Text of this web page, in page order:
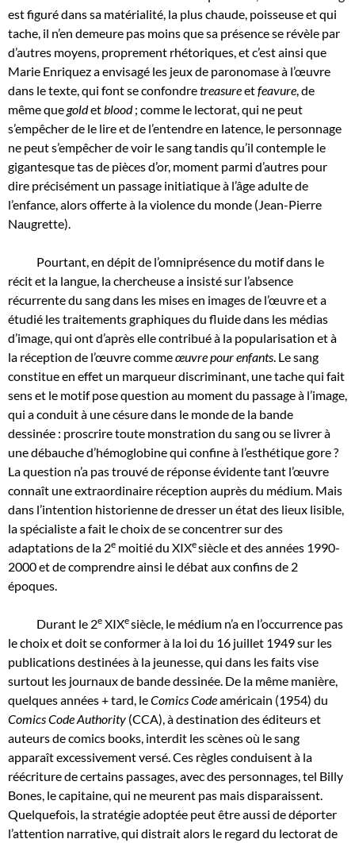
est figuré dans sa matérialité, la plus chaude, poisseuse et qui
tache, il n’en demeure pas moins que sa présence se révèle par
d’autres moyens, proprement rhétoriques, et c’est ainsi que
Marie Enriquez a envisagé les jeux de paronomase à l’œuvre
dans le texte, qui font se confondretreasureetfeavure, de
même quegoldetblood; comme le lectorat, qui ne peut
s’empêcher de le lire et de l’entendre en latence, le personnage
ne peut s’empêcher de voir le sang tandis qu’il contemple le
gigantesque tas de pièces d’or, moment parmi d’autres pour
dire précisément un passage initiatique à l’âge adulte de
l’enfance, alors offerte à la violence du monde (Jean-Pierre
Naugrette).
Pourtant, en dépit de l’omniprésence du motif dans le
récit et la langue, la chercheuse a insisté sur l’absence
récurrente du sang dans les mises en images de l’œuvre et a
étudié les traitements graphiques du fluide dans les médias
d’image, qui ont d’après elle contribué à la popularisation et à
la réception de l’œuvre commeœuvre pour enfants. Le sang
constitue en effet un marqueur discriminant, une tache qui fait
sens et le motif pose question au moment du passage à l’image,
qui a conduit à une césure dans le monde de la bande
dessinée : proscrire toute monstration du sang ou se livrer à
une débauche d’hémoglobine qui confine à l’esthétique gore ?
La question n’a pas trouvé de réponse évidente tant l’œuvre
connaît une extraordinaire réception auprès du médium. Mais
dans l’intention historienne de dresser un état des lieux lisible,
la spécialiste a fait le choix de se concentrer sur des
adaptations de la 2e moitié du XIXesiècle et des années 1990-
2000 et de comprendre ainsi le débat aux confins de 2
époques.
Durant le 2e XIXesiècle, le médium n’a en l’occurrence pas
le choix et doit se conformer à la loi du 16 juillet 1949 sur les
publications destinées à la jeunesse, qui dans les faits vise
surtout les journaux de bande dessinée. De la même manière,
quelques années + tard, leComics Codeaméricain (1954) du
Comics Code Authority (CCA), à destination des éditeurs et
auteurs de comics books, interdit les scènes où le sang
apparaît excessivement versé. Ces règles conduisent à la
réécriture de certains passages, avec des personnages, tel Billy
Bones, le capitaine, qui ne meurent pas mais disparaissent.
Quelquefois, la stratégie adoptée peut être aussi de déporter
l’attention narrative, qui distrait alors le regard du lectorat de